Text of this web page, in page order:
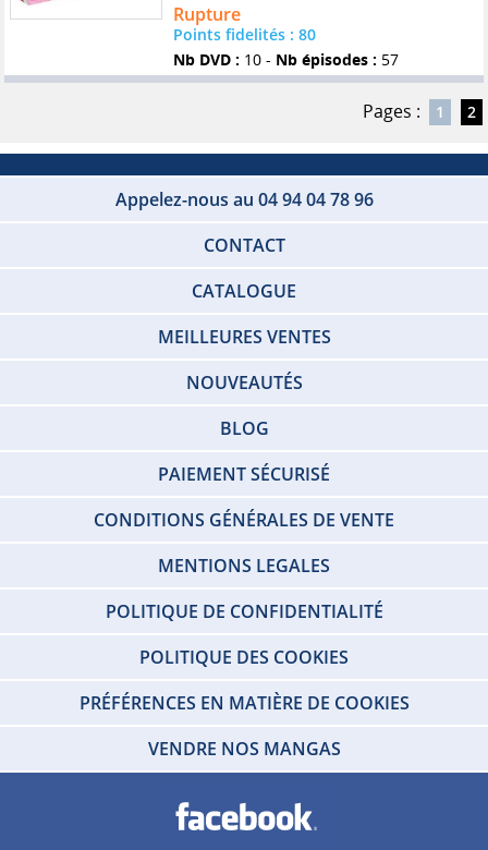
Rupture
Points fidelités : 80
Nb DVD : 10 - Nb épisodes : 57
Pages : 1 2
Appelez-nous au 04 94 04 78 96
CONTACT
CATALOGUE
MEILLEURES VENTES
NOUVEAUTÉS
BLOG
PAIEMENT SÉCURISÉ
CONDITIONS GÉNÉRALES DE VENTE
MENTIONS LEGALES
POLITIQUE DE CONFIDENTIALITÉ
POLITIQUE DES COOKIES
PRÉFÉRENCES EN MATIÈRE DE COOKIES
VENDRE NOS MANGAS